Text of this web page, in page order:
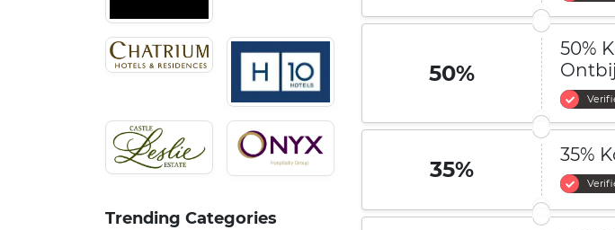
50%
50%
35%
35%
Trending Categories